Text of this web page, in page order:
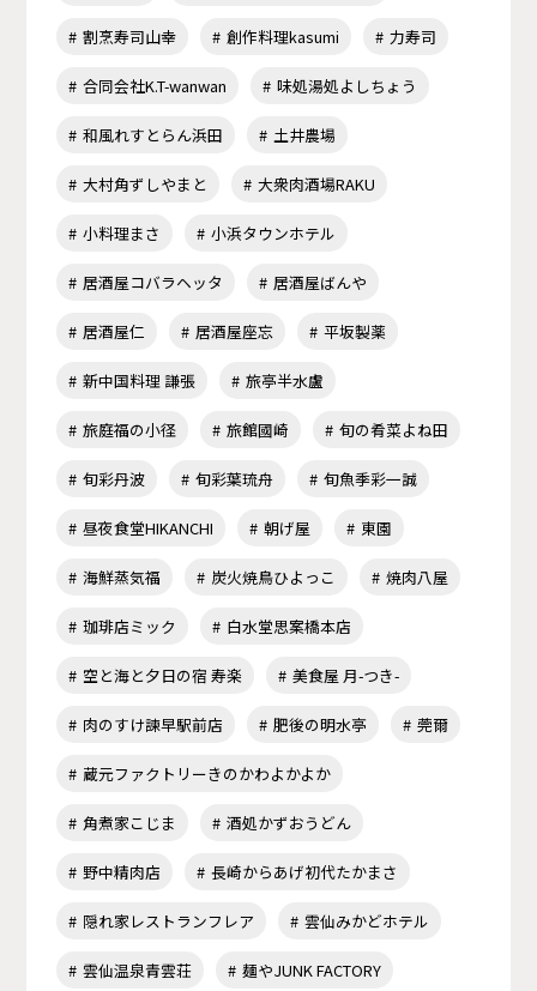
割烹寿司山幸 創作料理kasumi 力寿司
合同会社K.T-wanwan 味処湯処よしちょう
和風れすとらん浜田 土井農場
大村角ずしやまと 大衆肉酒場RAKU
小料理まさ 小浜タウンホテル
居酒屋コバラヘッタ 居酒屋ばんや
居酒屋仁 居酒屋座忘 平坂製薬
新中国料理 謙張 旅亭半水盧
旅庭福の小径 旅館國崎 旬の肴菜よね田
旬彩丹波 旬彩葉琉舟 旬魚季彩一誠
昼夜食堂HIKANCHI 朝げ屋 東園
海鮮蒸気福 炭火焼鳥ひよっこ 焼肉八屋
珈琲店ミック 白水堂思案橋本店
空と海と夕日の宿 寿楽 美食屋 月-つき-
肉のすけ諫早駅前店 肥後の明水亭 莞爾
蔵元ファクトリーきのかわよかよか
角煮家こじま 酒処かずおうどん
野中精肉店 長崎からあげ初代たかまさ
隠れ家レストランフレア 雲仙みかどホテル
雲仙温泉青雲荘 麺やJUNK FACTORY